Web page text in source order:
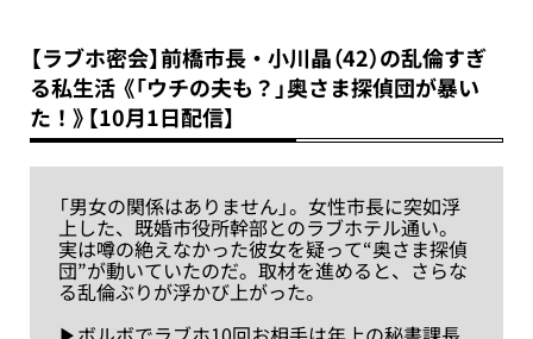
【ラブホ密会】前橋市長・小川晶（42）の乱倫すぎ
る私生活 《「ウチの夫も？」奥さま探偵団が暴い
た！》【10月1日配信】
「男女の関係はありません」。女性市長に突如浮
上した、既婚市役所幹部とのラブホテル通い。
実は噂の絶えなかった彼女を疑って“奥さま探偵
団”が動いていたのだ。取材を進めると、さらな
る乱倫ぶりが浮かび上がった。